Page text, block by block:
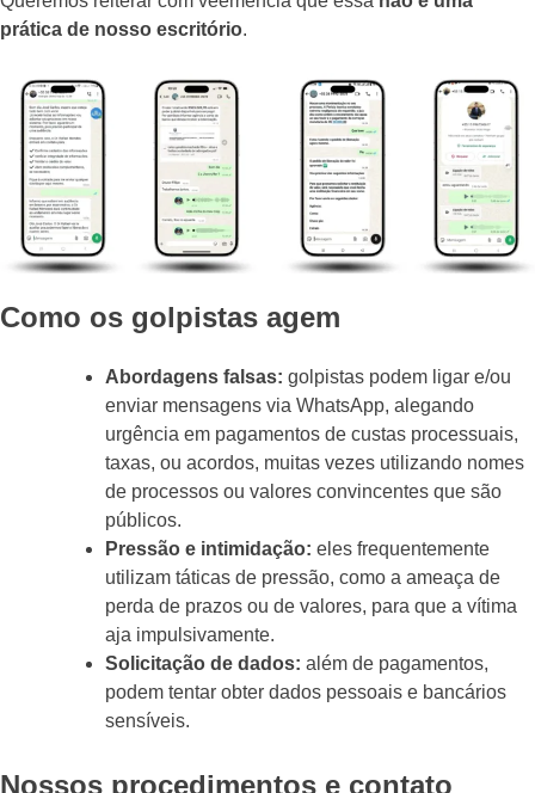
prática de nosso escritório.
Como os golpistas agem
Abordagens falsas: golpistas podem ligar e/ou
enviar mensagens via WhatsApp, alegando
urgência em pagamentos de custas processuais,
taxas, ou acordos, muitas vezes utilizando nomes
de processos ou valores convincentes que são
públicos.
Pressão e intimidação: eles frequentemente
utilizam táticas de pressão, como a ameaça de
perda de prazos ou de valores, para que a vítima
aja impulsivamente.
Solicitação de dados: além de pagamentos,
podem tentar obter dados pessoais e bancários
sensíveis.
Nossos procedimentos e contato